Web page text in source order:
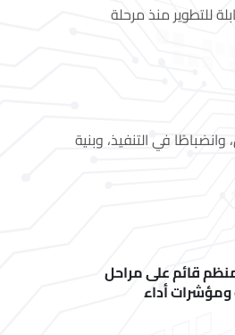
للتطوير منذ مرحلة
في التنفيذ، وبنية
قائم على مراحل
أداء